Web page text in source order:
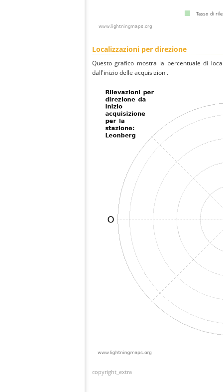
Localizzazioni per direzione
Questo grafico mostra la percentuale di
dall'inizio delle acquisizioni.
copyright_extra